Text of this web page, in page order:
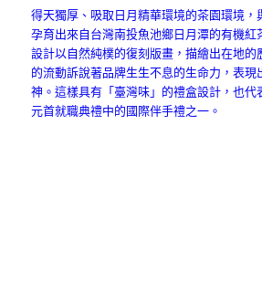
得天獨厚、吸取日月精華環境的茶園環境，
孕育出來自台灣南投魚池鄉日月潭的有機紅
設計以自然純樸的復刻版畫，描繪出在地的
的流動訴說著品牌生生不息的生命力，表現
神。這樣具有「臺灣味」的禮盒設計，也代
元首就職典禮中的國際伴手禮之一。